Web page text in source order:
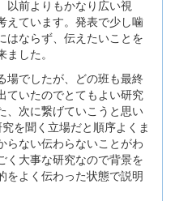
以前よりもかなり広い視
えています。発表で少し噛
はならず、伝えたいことを
した。
場でしたが、どの班も最終
ていたのでとてもよい研究
、次に繋げていこうと思い
を聞く立場だと順序よくま
らない伝わらないことがわ
く大事な研究なので背景を
をよく伝わった状態で説明